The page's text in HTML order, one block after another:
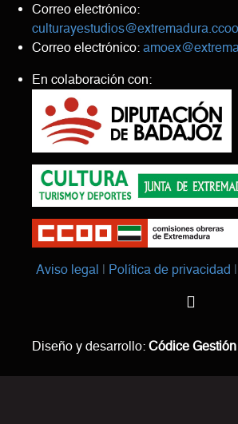
Correo electrónico:
Correo electrónico:
En colaboración con:
Aviso legal Política de privacidad
Diseño y desarrollo: Códice